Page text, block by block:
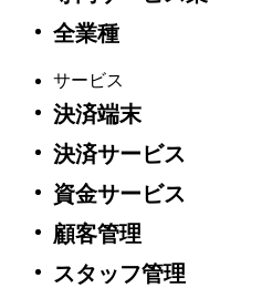
全業種
サービス
決済端末
決済サービス
資金サービス
顧客管理
スタッフ管理